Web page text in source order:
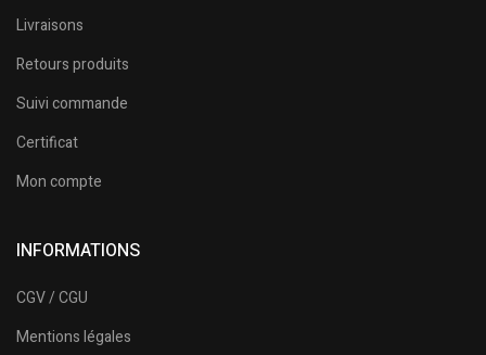
Livraisons
Retours produits
Suivi commande
Certificat
Mon compte
INFORMATIONS
CGV / CGU
Mentions légales